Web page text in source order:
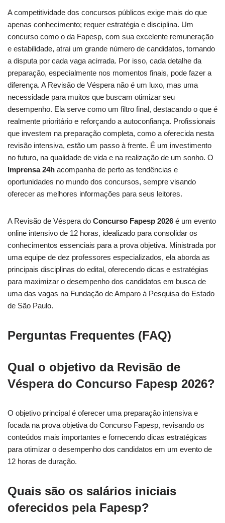
A competitividade dos concursos públicos exige mais do que
apenas conhecimento; requer estratégia e disciplina. Um
concurso como o da Fapesp, com sua excelente remuneração
e estabilidade, atrai um grande número de candidatos, tornando
a disputa por cada vaga acirrada. Por isso, cada detalhe da
preparação, especialmente nos momentos finais, pode fazer a
diferença. A Revisão de Véspera não é um luxo, mas uma
necessidade para muitos que buscam otimizar seu
desempenho. Ela serve como um filtro final, destacando o que é
realmente prioritário e reforçando a autoconfiança. Profissionais
que investem na preparação completa, como a oferecida nesta
revisão intensiva, estão um passo à frente. É um investimento
no futuro, na qualidade de vida e na realização de um sonho. O
Imprensa 24h acompanha de perto as tendências e
oportunidades no mundo dos concursos, sempre visando
oferecer as melhores informações para seus leitores.
A Revisão de Véspera do Concurso Fapesp 2026 é um evento
online intensivo de 12 horas, idealizado para consolidar os
conhecimentos essenciais para a prova objetiva. Ministrada por
uma equipe de dez professores especializados, ela aborda as
principais disciplinas do edital, oferecendo dicas e estratégias
para maximizar o desempenho dos candidatos em busca de
uma das vagas na Fundação de Amparo à Pesquisa do Estado
de São Paulo.
Perguntas Frequentes (FAQ)
Qual o objetivo da Revisão de
Véspera do Concurso Fapesp 2026?
O objetivo principal é oferecer uma preparação intensiva e
focada na prova objetiva do Concurso Fapesp, revisando os
conteúdos mais importantes e fornecendo dicas estratégicas
para otimizar o desempenho dos candidatos em um evento de
12 horas de duração.
Quais são os salários iniciais
oferecidos pela Fapesp?